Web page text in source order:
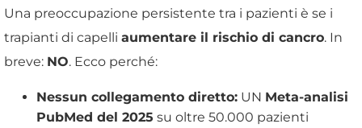
Una preoccupazione persistente tra i pazienti è se i
trapianti di capelli aumentare il rischio di cancro. In
breve: NO. Ecco perché:
Nessun collegamento diretto: UN Meta-analisi
PubMed del 2025 su oltre 50.000 pazienti